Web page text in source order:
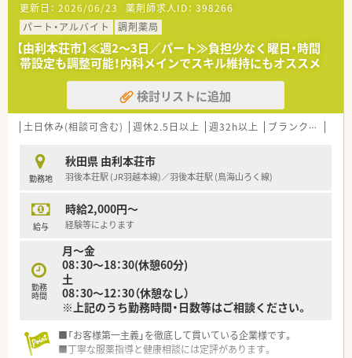
更新日： 2026/06/23 薬剤師求人ID： 398266
パート・アルバイト
調剤薬局
【由利本荘市】≪週2～3日／パート≫負担少なく曜日・時間
帯設定も調整可能！内科メインでスキル維持にもオススメ
検討リストに追加
土日休み(相談可含む) 週休2.5日以上 週32h以上 ブランク可
勤務地
秋田県 由利本荘市
羽後本荘駅 (JR羽越本線)／羽後本荘駅 (鳥海山ろく線)
給与
時給2,000円～
経験等によります
勤務
時間
月～金
08：30～18：30(休憩60分)
土
08：30～12：30（休憩なし）
※上記のうち勤務時間・日数等はご相談ください。
■「お客様第一主義」を徹底して貫いている企業様です。
■丁寧な服薬指導と健康相談には定評があります。